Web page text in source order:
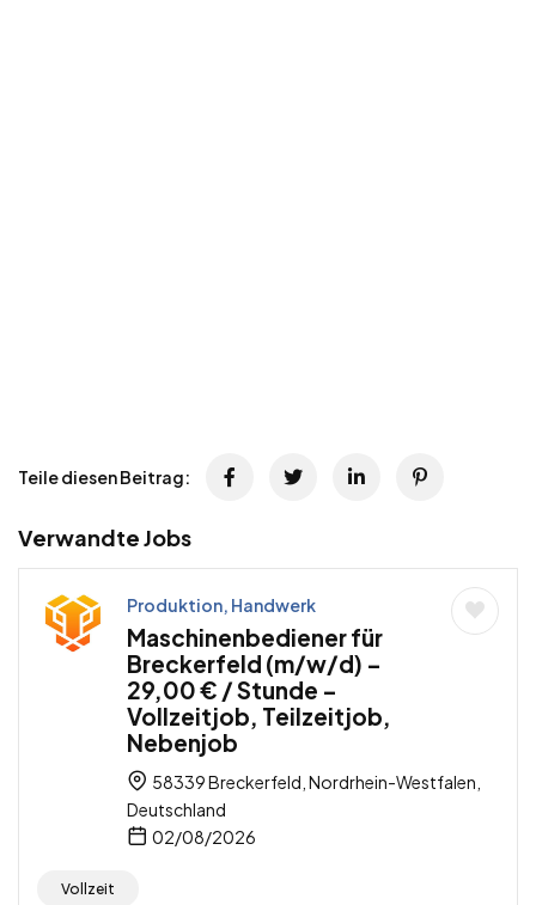
Teile diesen Beitrag:
Verwandte Jobs
Produktion, Handwerk
Maschinenbediener für
Breckerfeld (m/w/d) –
29,00 € / Stunde –
Vollzeitjob, Teilzeitjob,
Nebenjob
58339 Breckerfeld, Nordrhein-Westfalen,
Deutschland
02/08/2026
Vollzeit